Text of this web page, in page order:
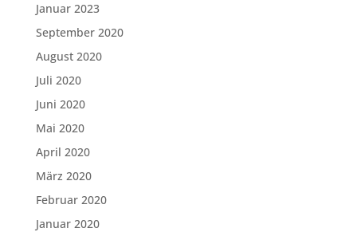
Januar 2023
September 2020
August 2020
Juli 2020
Juni 2020
Mai 2020
April 2020
März 2020
Februar 2020
Januar 2020